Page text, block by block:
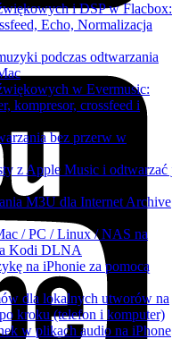
i DSP w Flacbox:
Echo, Normalizacja
podczas odtwarzania
w Evermusic:
kompresor, crossfeed i
bez przerw w
z Apple Music i odtwarzać
M3U dla Internet Archive
/ PC / Linux / NAS na
Kodi DLNA
na iPhonie za pomocą
dla lokalnych utworów na
kroku (telefon i komputer)
w plikach audio na iPhone